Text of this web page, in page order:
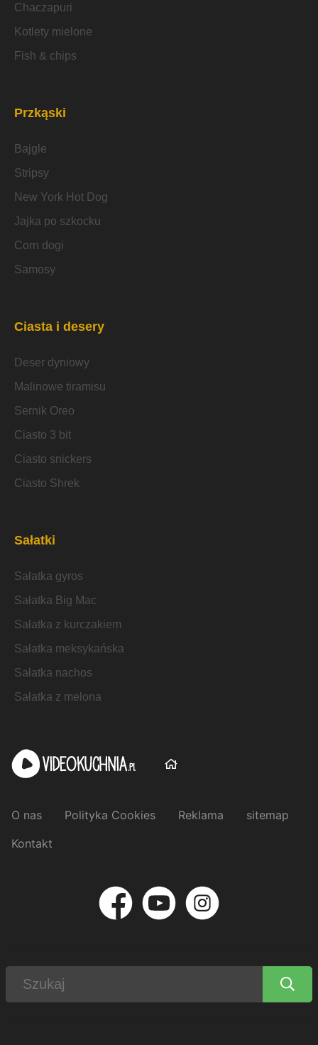
Chaczapuri
Kotlety mielone
Fish & chips
Przkąski
Bajgle
Stripsy
New York Hot Dog
Jajka po szkocku
Corn dogi
Samosy
Ciasta i desery
Deser dyniowy
Malinowe tiramisu
Sernik Oreo
Ciasto 3 bit
Ciasto snickers
Ciasto Shrek
Sałatki
Sałatka gyros
Sałatka Big Mac
Sałatka z kurczakiem
Sałatka meksykańska
Sałatka nachos
Sałatka z melona
O nas Polityka Cookies Reklama
sitemap
Kontakt